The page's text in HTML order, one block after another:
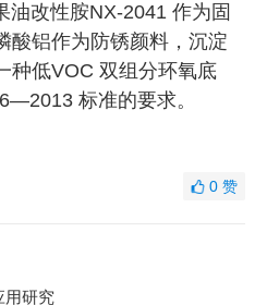
油改性胺NX-2041 作为固
酸铝作为防锈颜料，沉淀
种低VOC 双组分环氧底
标准的要求。
0赞
用研究